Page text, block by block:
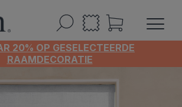
20% OP GESELECTEERDE
RAAMDECORATIE